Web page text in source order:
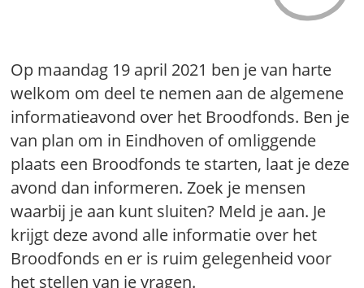
Op maandag 19 april 2021 ben je van harte
welkom om deel te nemen aan de algemene
informatieavond over het Broodfonds. Ben je
van plan om in Eindhoven of omliggende
plaats een Broodfonds te starten, laat je deze
avond dan informeren. Zoek je mensen
waarbij je aan kunt sluiten? Meld je aan. Je
krijgt deze avond alle informatie over het
Broodfonds en er is ruim gelegenheid voor
het stellen van je vragen.